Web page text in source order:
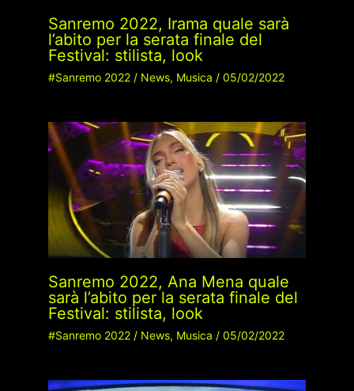
Sanremo 2022, Irama quale sarà
l’abito per la serata finale del
Festival: stilista, look
#Sanremo 2022/ News, Musica / 05/02/2022
Sanremo 2022, Ana Mena quale
sarà l’abito per la serata finale del
Festival: stilista, look
#Sanremo 2022/ News, Musica / 05/02/2022